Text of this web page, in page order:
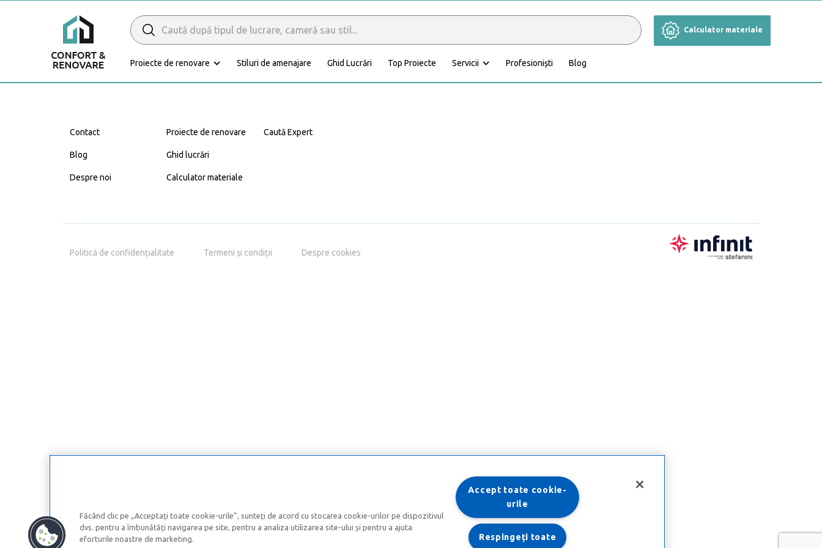
Search
for:
Proiecte de renovare Stiluri de amenajare Ghid Lucrări Top Proiecte Servicii Profesioniști Blog
Calculator materiale
Contact
Blog
Despre noi
Proiecte de renovare
Ghid lucrări
Calculator materiale
Caută Expert
Politică de confidențialitate Termeni și condiții Despre cookies
Făcând clic pe „Acceptați toate cookie-urile”, sunteți de acord cu stocarea cookie-urilor pe dispozitivul
dvs. pentru a îmbunătăți navigarea pe site, pentru a analiza utilizarea site-ului și pentru a ajuta
eforturile noastre de marketing.
Accept toate cookie-
urile
Respingeți toate